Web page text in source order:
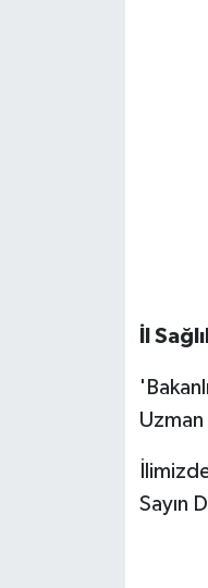
İl
Sayın